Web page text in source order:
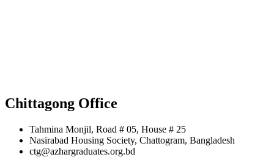
Chittagong Office
Tahmina Monjil, Road # 05, House # 25
Nasirabad Housing Society, Chattogram, Bangladesh
ctg@azhargraduates.org.bd